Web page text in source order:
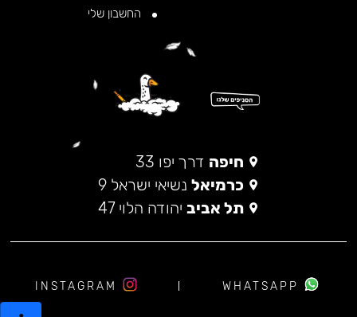
החשבון שלי
חיפה דרך יפו 33
כרמיאל נשיאי ישראל 9
תל אביב יהודה הלוי 47
WHATSAPP
INSTAGRAM